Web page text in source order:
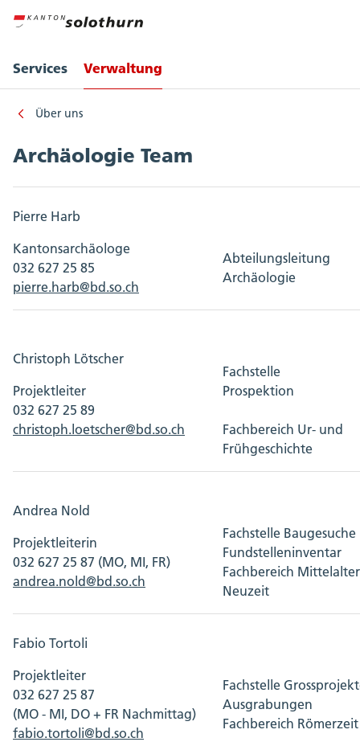
Services Verwaltung
Über uns
Archäologie Team
Pierre Harb
Kantonsarchäologe
032 627 25 85
pierre.harb@bd.so.ch
Abteilungsleitung
Archäologie
Christoph Lötscher
Projektleiter
032 627 25 89
christoph.loetscher@bd.so.ch
Fachstelle
Fachbereich Ur- und
Frühgeschichte
Andrea Nold
Projektleiterin
032 627 25 87 (MO, MI, FR)
andrea.nold@bd.so.ch
Fachstelle
Fundstelleninventar
Fachbereich
Neuzeit
Fabio Tortoli
Projektleiter
032 627 25 87
(MO - MI, DO + FR Nachmittag)
fabio.tortoli@bd.so.ch
Fachstelle
Ausgrabungen
Fachbereich Römerzeit